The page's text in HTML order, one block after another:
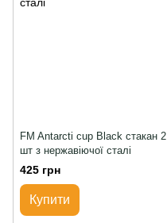
FM Antarcti cup Black стакан 2
шт з нержавіючої сталі
425 грн
Купити